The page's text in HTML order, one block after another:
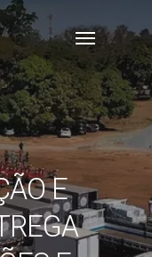
Menu
E